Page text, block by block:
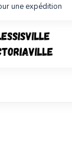
une expédition